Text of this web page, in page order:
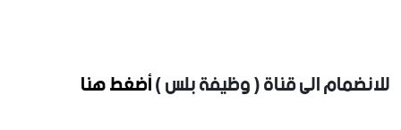
للانضمام الى قناة ( وظيفة بلس )أضغط هنا